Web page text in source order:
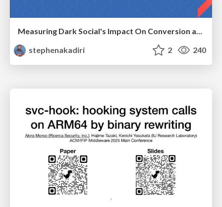
Measuring Dark Social's Impact On Conversion and Attribution
stephenakadiri
2 240